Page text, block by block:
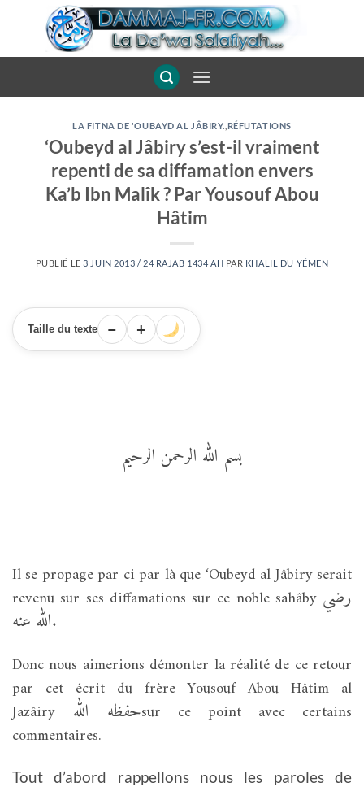
LA FITNA DE 'OUBAYD AL JÂBIRY. RÉFUTATIONS
‘Oubeyd al Jâbiry s’est-il vraiment
repenti de sa diffamation envers
Ka’b Ibn Malîk ? Par Yousouf Abou
Hâtim
PUBLIÉ LE 3 JUIN 2013 / 24 RAJAB 1434 AH PAR KHALÎL DU YÉMEN
Taille du texte − +
بسم الله الرحمن الرحيم
Il se propage par ci par là que ‘Oubeyd al Jâbiry serait
revenu sur ses diffamations sur ce noble sahâby رضي
الله عنه.
Donc nous aimerions démonter la réalité de ce retour
par cet écrit du frère Yousouf Abou Hâtim al
Jazâiry حفظه اللهsur ce point avec certains
commentaires.
Tout d’abord rappellons nous les paroles de